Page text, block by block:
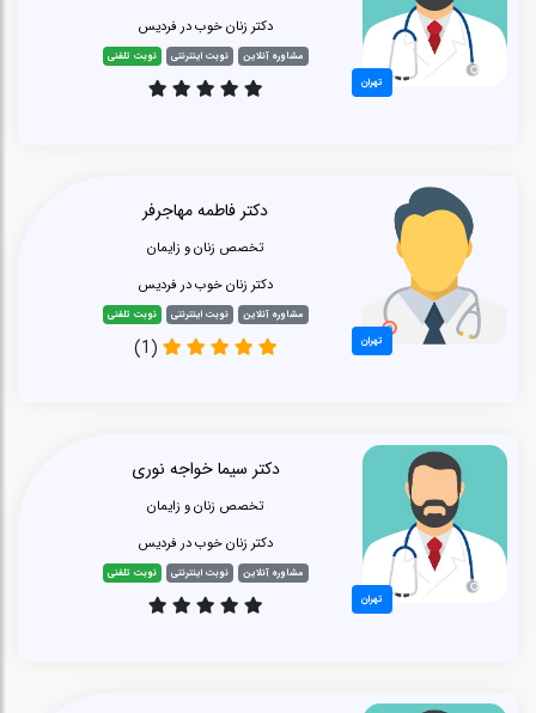
تهران
دکتر زنان خوب در فردیس
مشاوره آنلاین نوبت اینترنتی نوبت تلفنی
تهران
دکتر فاطمه مهاجرفر
تخصص زنان و زایمان
دکتر زنان خوب در فردیس
مشاوره آنلاین نوبت اینترنتی نوبت تلفنی
(1)
تهران
دکتر سیما خواجه نوری
تخصص زنان و زایمان
دکتر زنان خوب در فردیس
مشاوره آنلاین نوبت اینترنتی نوبت تلفنی